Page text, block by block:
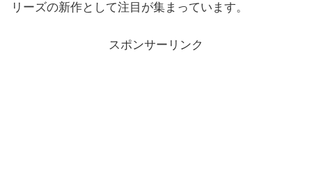
リーズの新作として注目が集まっています。
スポンサーリンク